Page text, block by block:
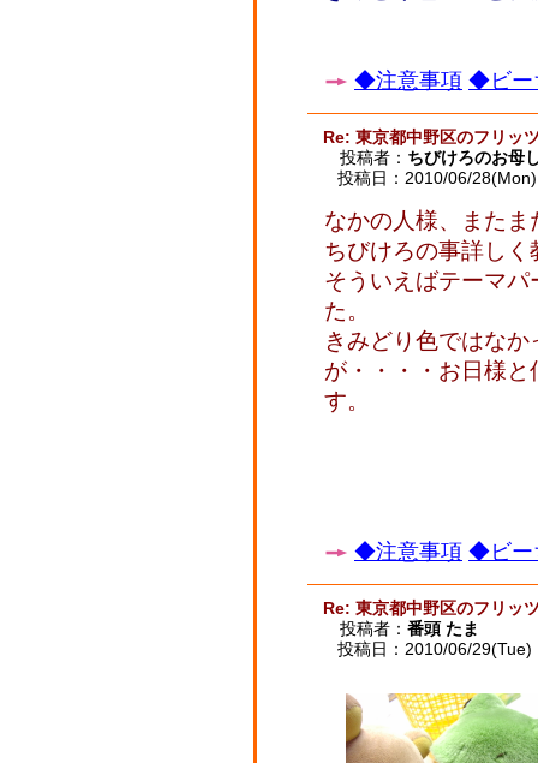
◆注意事項 ◆ビー
Re: 東京都中野区のフリッ
投稿者： ちびけろのお母
投稿日：2010/06/
なかの人様、また
ちびけろの事詳し
そういえばテーマ
た。
きみどり色ではな
が・・・・お日様
す。
◆注意事項 ◆ビー
Re: 東京都中野区のフリッ
投稿者： 番頭 たま
投稿日：2010/06/